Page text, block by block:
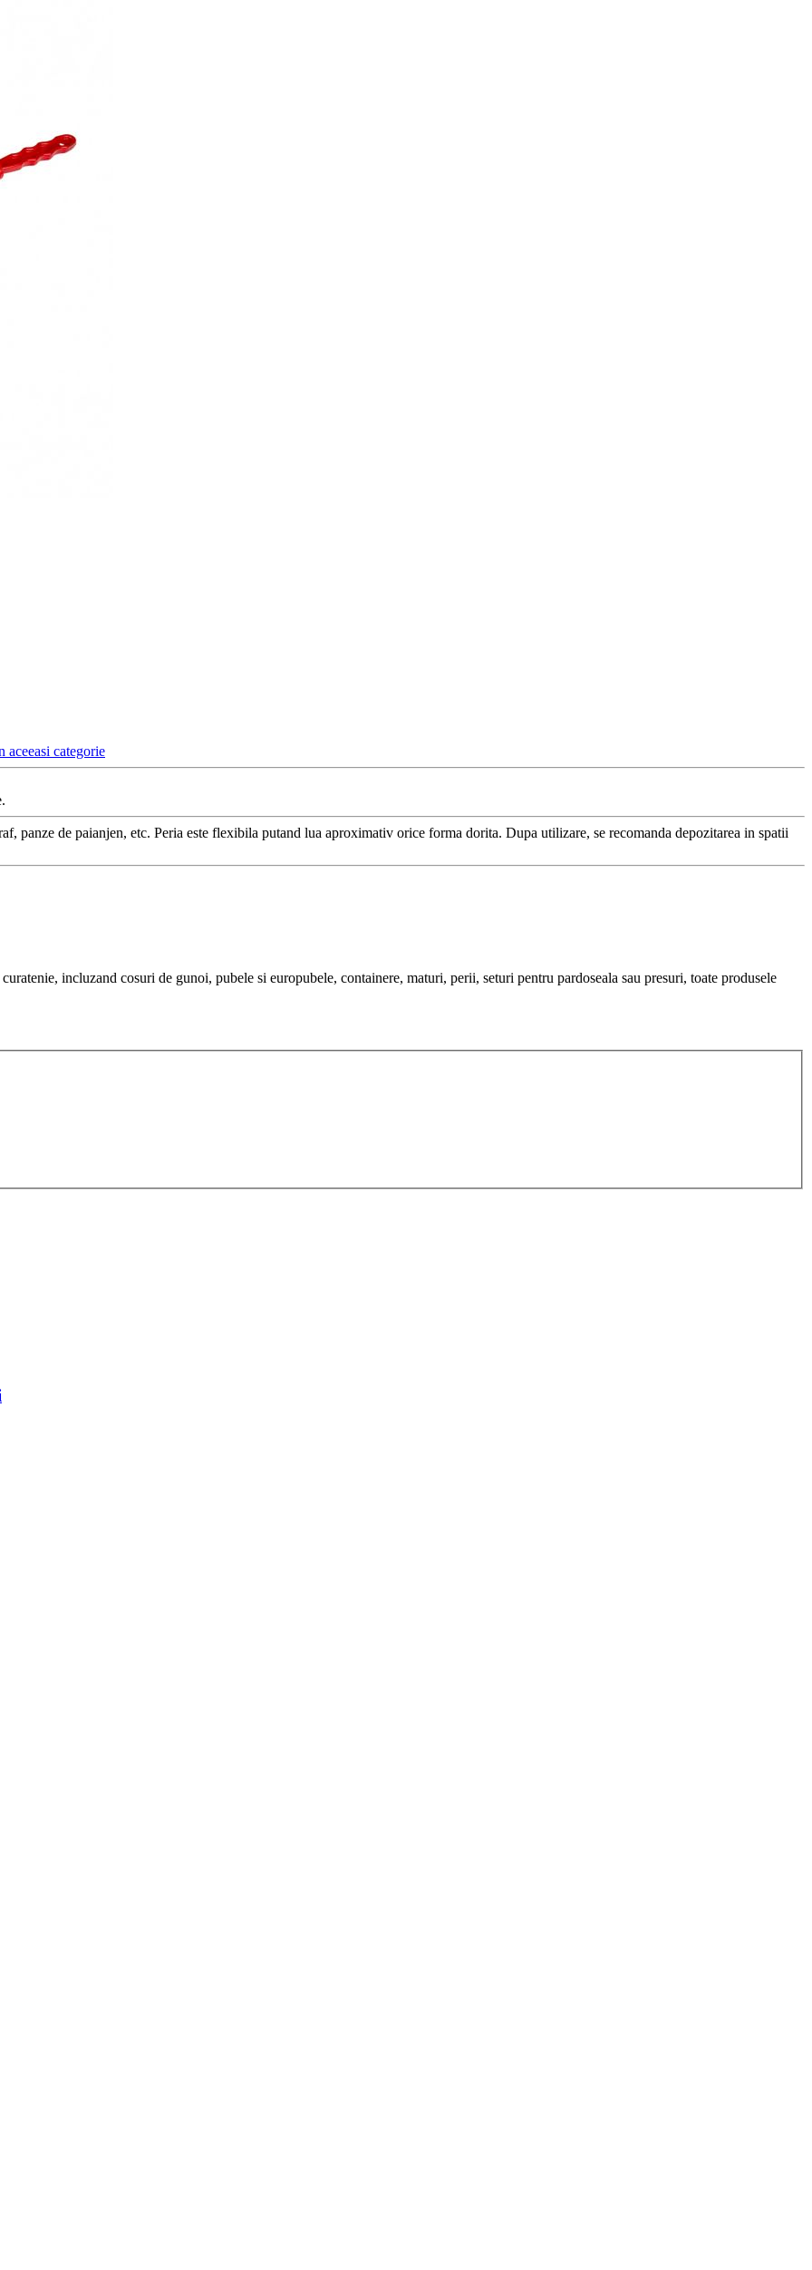
aceeasi categorie
panze de paianjen, etc. Peria este flexibila putand lua aproximativ orice forma dorita. Dupa utilizare, se recomanda depozitarea in spatii
incluzand cosuri de gunoi, pubele si europubele, containere, maturi, perii, seturi pentru pardoseala sau presuri, toate produsele